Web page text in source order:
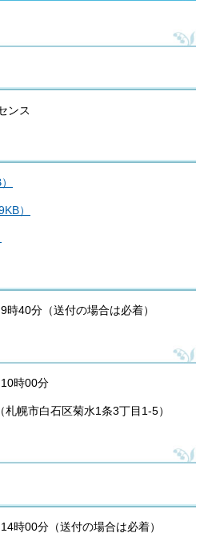
ンス
）
40分（送付の場合は必着）
時00分
幌市白石区菊水1条3丁目1-5）
時00分（送付の場合は必着）